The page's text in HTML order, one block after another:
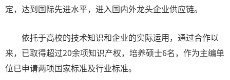
定，达到国际先进水平，进入国内外龙头企业供应链。
依托于高校的技术知识和企业的实际运用，通过合作以
来，已取得超过20余项知识产权，培养硕士6名，作为主编单
位已申请两项国家标准及行业标准。